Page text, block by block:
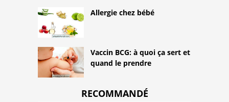
Allergie chez bébé
Vaccin BCG: à quoi ça sert et
quand le prendre
RECOMMANDÉ